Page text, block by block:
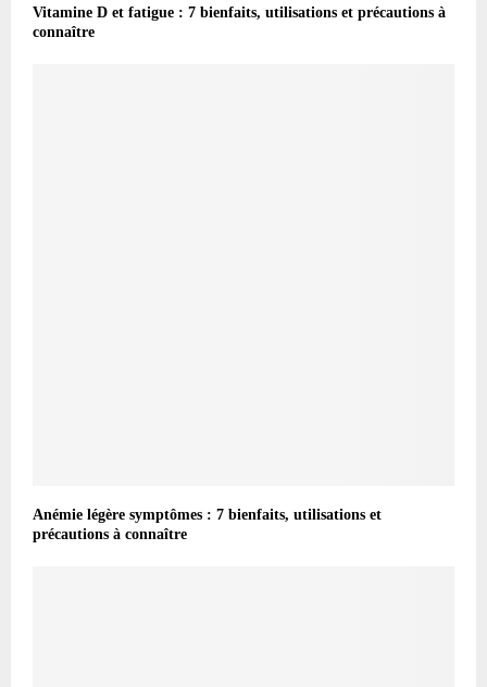
Vitamine D et fatigue : 7 bienfaits, utilisations et précautions à
connaître
Anémie légère symptômes : 7 bienfaits, utilisations et
précautions à connaître